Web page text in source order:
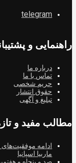
telegram
راهنمایی و
درباره ما
تماس با ما
حریم شخصی
حقوق انتشار
تبلیغ و آگهی
مطالب مفید و
ادامه
ماربیا اسپانیا